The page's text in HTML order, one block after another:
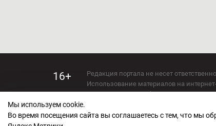
16+
Редакция портала не несет
Использование материалов на
Использование любых материалов
СМИ зарегистрировано Федеральной
Мы используем cookie.
Во время посещения сайта вы соглашаетесь с тем, что мы